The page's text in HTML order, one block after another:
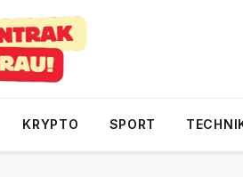
KRYPTO SPORT